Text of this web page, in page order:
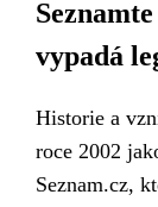
vypadá
Historie a
roce 2002
Seznam.cz,